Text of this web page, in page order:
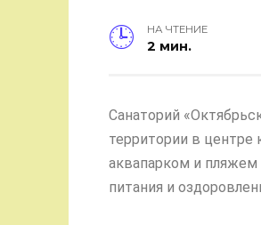
НА ЧТЕНИЕ
2 мин.
Санаторий
территории в центре
аквапарком и
питания и